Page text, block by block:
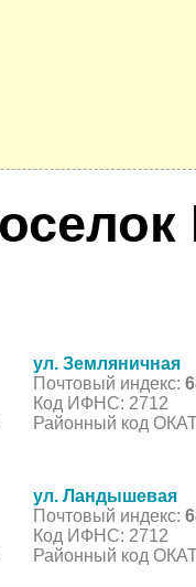
ул. Земляничная
Почтовый индекс:
Код ИФНС: 2712
Районный код
ул. Ландышевая
Почтовый индекс:
Код ИФНС: 2712
Районный код